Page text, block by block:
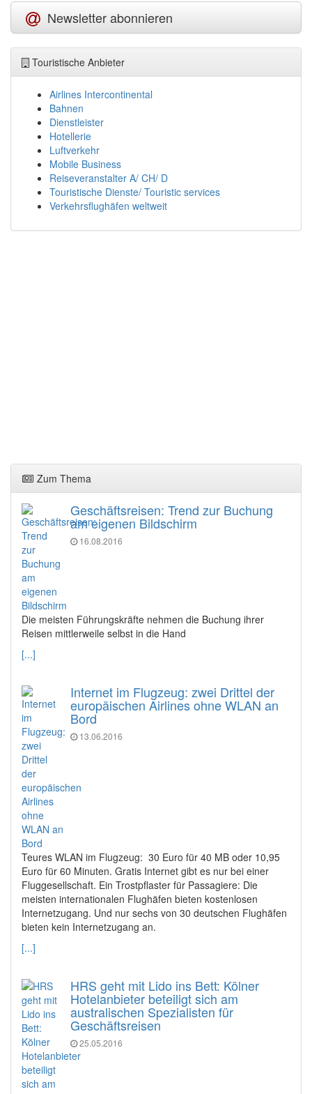
Newsletter abonnieren
Touristische Anbieter
Airlines Intercontinental
Bahnen
Dienstleister
Hotellerie
Luftverkehr
Mobile Business
Reiseveranstalter A/ CH/ D
Touristische Dienste/ Touristic services
Verkehrsflughäfen weltweit
Zum Thema
Geschäftsreisen: Trend zur Buchung
am eigenen Bildschirm
16.08.2016
Die meisten Führungskräfte nehmen die Buchung ihrer
Reisen mittlerweile selbst in die Hand
[...]
Internet im Flugzeug: zwei Drittel der
europäischen Airlines ohne WLAN an
Bord
13.06.2016
Teures WLAN im Flugzeug: 30 Euro für 40 MB oder 10,95
Euro für 60 Minuten. Gratis Internet gibt es nur bei einer
Fluggesellschaft. Ein Trostpflaster für Passagiere: Die
meisten internationalen Flughäfen bieten kostenlosen
Internetzugang. Und nur sechs von 30 deutschen Flughäfen
bieten kein Internetzugang an.
[...]
HRS geht mit Lido ins Bett: Kölner
Hotelanbieter beteiligt sich am
australischen Spezialisten für
Geschäftsreisen
25.05.2016